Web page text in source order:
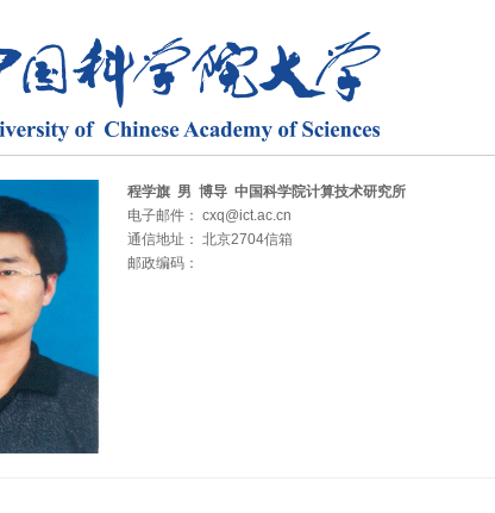
程学旗 男 博导 中国科学院计算技术研究所
电子邮件： cxq@ict.ac.cn
通信地址： 北京2704信箱
邮政编码：